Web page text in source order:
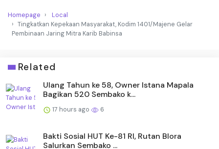
Homepage
Local
Tingkatkan Kepekaan Masyarakat, Kodim 1401/Majene Gelar
Pembinaan Jaring Mitra Karib Babinsa
Related
Ulang Tahun ke 58, Owner Istana Mapala
Bagikan 520 Sembako k...
17 hours ago 6
Bakti Sosial HUT Ke-81 RI, Rutan Blora
Salurkan Sembako ...